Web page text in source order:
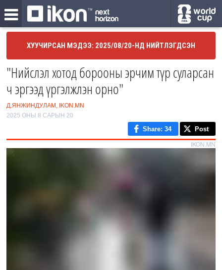
ХУУЧИРСАН МЭДЭЭ: 2025/08/20-НД НИЙТЛЭГДСЭН
"Нийслэл хотод борооны эрчим түр суларсан
ч эргээд үргэлжлэн орно"
Д.ЯНЖИНДУЛАМ, IKON.MN
2025 ОНЫ 8 САРЫН 20
Share: 34 Post
IKON.MN